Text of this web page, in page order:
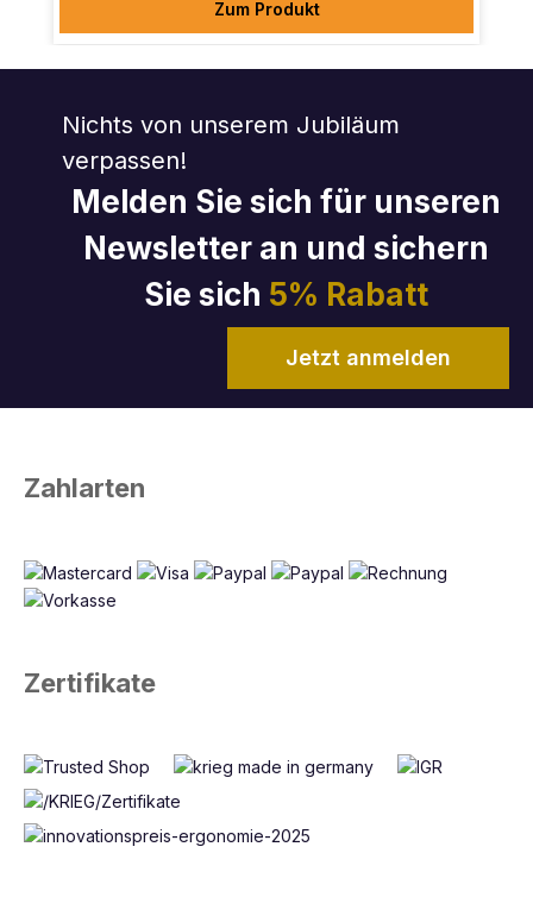
Zum Produkt
Nichts von unserem Jubiläum
verpassen!
Melden Sie sich für unseren
Newsletter an und sichern
Sie sich 5% Rabatt
Jetzt anmelden
Zahlarten
Zertifikate